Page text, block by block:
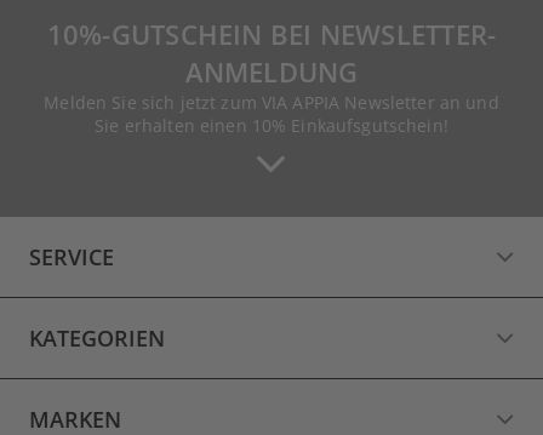
10%-GUTSCHEIN BEI NEWSLETTER-
ANMELDUNG
Melden Sie sich jetzt zum VIA APPIA Newsletter an und
Sie erhalten einen 10% Einkaufsgutschein!
SERVICE
KATEGORIEN
MARKEN